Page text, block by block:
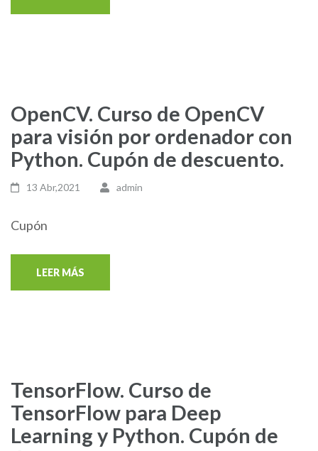
OpenCV. Curso de OpenCV
para visión por ordenador con
Python. Cupón de descuento.
13 Abr,2021 admin
Cupón
LEER MÁS
TensorFlow. Curso de
TensorFlow para Deep
Learning y Python. Cupón de